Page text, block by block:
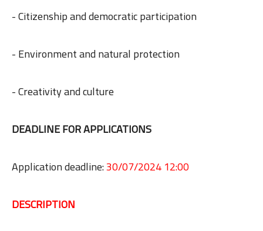
- Citizenship and democratic participation
- Environment and natural protection
- Creativity and culture
DEADLINE FOR APPLICATIONS
Application deadline:30/07/2024 12:00
DESCRIPTION